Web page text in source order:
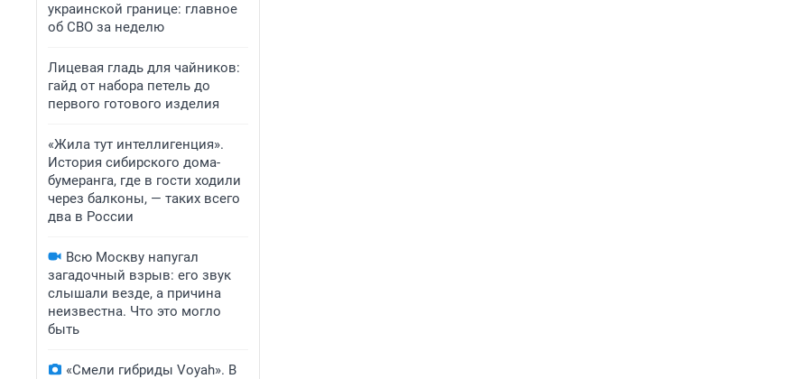
украинской границе: главное
об СВО за неделю
Лицевая гладь для чайников:
гайд от набора петель до
первого готового изделия
«Жила тут интеллигенция».
История сибирского дома-
бумеранга, где в гости ходили
через балконы, — таких всего
два в России
Всю Москву напугал
загадочный взрыв: его звук
слышали везде, а причина
неизвестна. Что это могло
быть
«Смели гибриды Voyah». В